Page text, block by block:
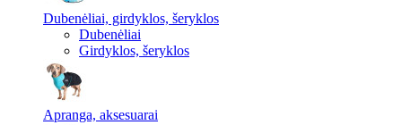
Dubenėliai, girdyklos, šeryklos
Dubenėliai
Girdyklos, šeryklos
Apranga, aksesuarai